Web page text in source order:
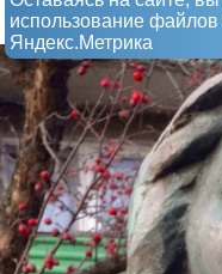
использование
Яндекс.Метрика